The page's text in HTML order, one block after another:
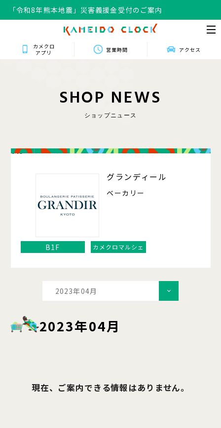
「令和8年熊本地震」災害義援金受付のご案内
「令和8年熊本地震」災害義援金受付のご案内
カメクロ
アプリ
営業時間 アクセス
SHOP NEWS
ショップニュース
013
グランディール
ベーカリー
B1F カメクロマルシェ
2023年04月
2023年04月
現在、ご案内できる情報はありません。